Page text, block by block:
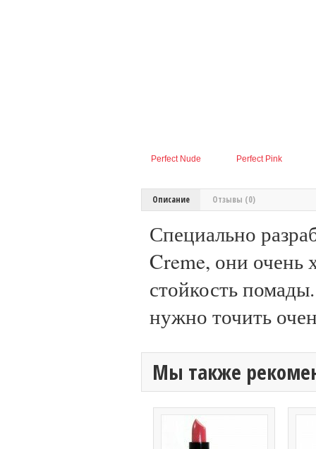
Perfect Nude Perfect Pink
Описание Отзывы (0)
Специально
Creme, они очень
стойкость
нужно точить
Мы также